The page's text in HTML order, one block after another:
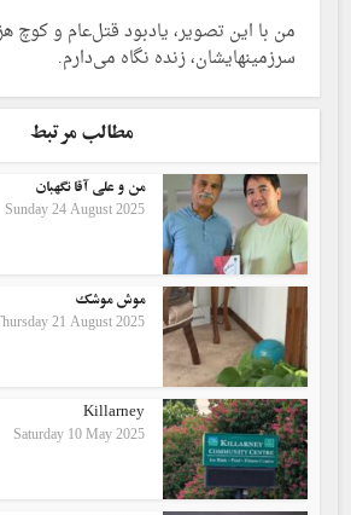
من با این تصویر، یادبود قتل‌عام و کوچ
سرزمینهایشان، زنده نگاه می‌دارم.
مطالب مرتبط
من و علی آقا نگهبان
Sunday 24 August 2025
موش موشک
21 August 2025
Killarney
Saturday 10 May 2025